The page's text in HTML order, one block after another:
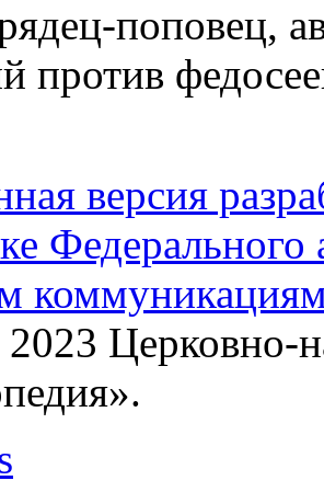
поповец,
против
версия
Федерального
Церковно-